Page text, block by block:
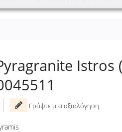
Istros
Γράψτε μια αξιολόγηση